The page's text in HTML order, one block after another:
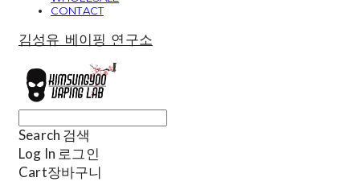
CONTACT
김성유 베이핑 연구소
Search 검색
Log In 로그인
Cart장바구니